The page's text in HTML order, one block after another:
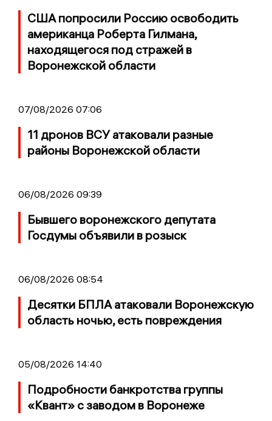
США попросили Россию освободить
американца Роберта Гилмана,
находящегося под стражей в
Воронежской области
07/08/2026 07:06
11 дронов ВСУ атаковали разные
районы Воронежской области
06/08/2026 09:39
Бывшего воронежского депутата
Госдумы объявили в розыск
06/08/2026 08:54
Десятки БПЛА атаковали Воронежскую
область ночью, есть повреждения
05/08/2026 14:40
Подробности банкротства группы
«Квант» с заводом в Воронеже